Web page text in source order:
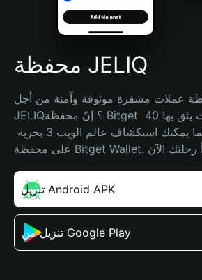
Português (Brasil)
Español (Argentina)
محفظة JELIQ
عملات مشفرة موثوقة وآمنة من أجل
JELIQ؟ إنّ محفظة Bitget خيارك الأفضل. حيث يثق بها 40
تنزيل Android APK
تنزيل من Google Play